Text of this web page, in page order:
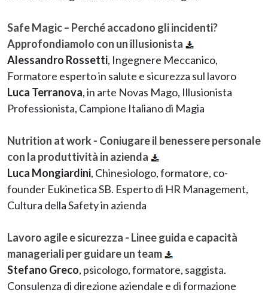
Safe Magic – Perché accadono gli incidenti?
Approfondiamolo con un illusionista
Alessandro Rossetti, Ingegnere Meccanico,
Formatore esperto in salute e sicurezza sul lavoro
Luca Terranova, in arte Novas Mago, Illusionista
Professionista, Campione Italiano di Magia
Nutrition at work - Coniugare il benessere personale
con la produttività in azienda
Luca Mongiardini, Chinesiologo, formatore, co-
founder Eukinetica SB. Esperto di HR Management,
Cultura della Safety in azienda
Lavoro agile e sicurezza - Linee guida e capacità
manageriali per guidare un team
Stefano Greco, psicologo, formatore, saggista.
Consulenza di direzione aziendale e di formazione